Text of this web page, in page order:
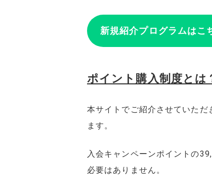
新規紹介プログラムはこ
ポイント購入制度とは
本サイトでご紹介させていた
ます。
入会キャンペーンポイントの
必要はありません。